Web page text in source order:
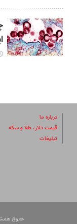
درباره ما
قیمت دلار، طلا و سکه
تبلیغات
حقوق